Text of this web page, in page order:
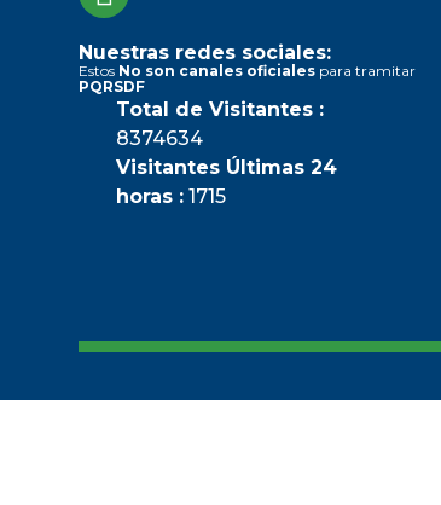
Nuestras redes sociales:
Estos No son canales oficiales para tramitar
PQRSDF
Total de Visitantes :
8374634
Visitantes Últimas 24
horas : 1715